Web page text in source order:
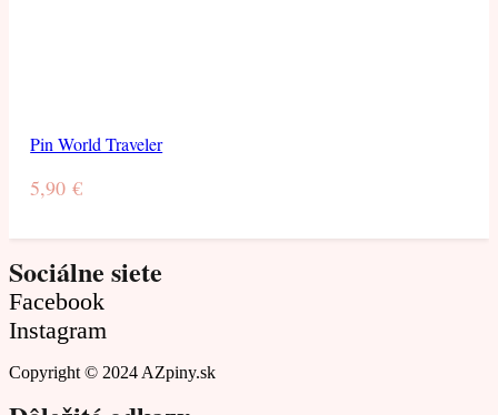
Pin World Traveler
5,90€
Sociálne siete
Facebook
Instagram
Copyright © 2024 AZpiny.sk